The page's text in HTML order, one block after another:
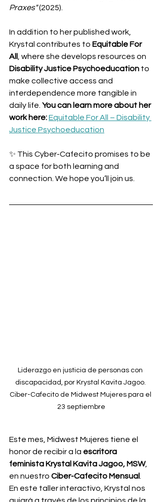
Praxes" (2025).
In addition to her published work,
Krystal contributes to Equitable For
All
, where she develops resources on
Disability Justice Psychoeducation to
make collective access and
interdependence more tangible in
daily life. You can learn more about her
work here: Equitable For All – Disability
Justice Psychoeducation
✨ This Cyber-Cafecito promises to be
a space for both learning and
connection. We hope you’ll join us.
Liderazgo en justicia de personas con
discapacidad, por Krystal Kavita Jagoo.
Ciber-Cafecito de Midwest Mujeres para el
23 septiembre
Este mes, Midwest Mujeres tiene el
honor de recibir a la escritora
feminista Krystal Kavita Jagoo, MSW,
en nuestro Ciber-Cafecito Mensual
En este taller interactivo, Krystal nos